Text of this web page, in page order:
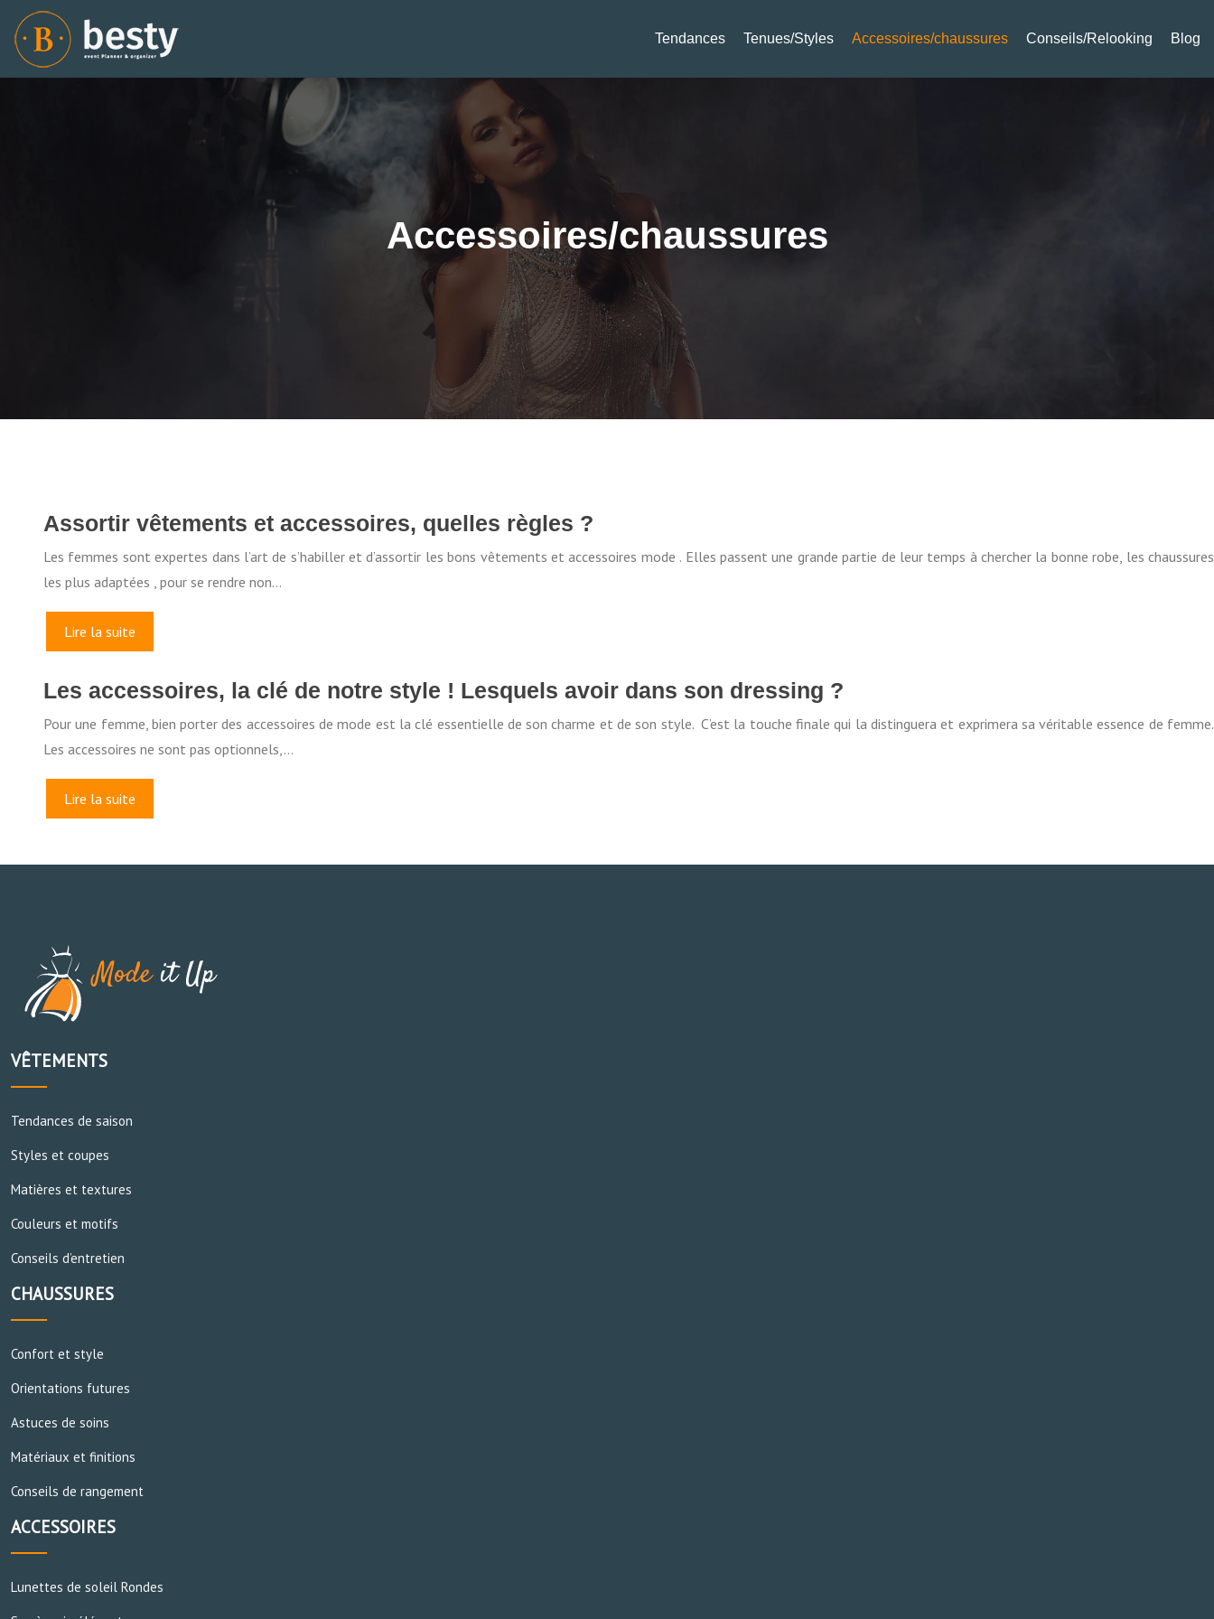
Tendances Tenues/Styles Accessoires/chaussures Conseils/Relooking Blog
Accessoires/chaussures
Assortir vêtements et accessoires, quelles règles ?
Les femmes sont expertes dans l’art de s’habiller et d’assortir les bons vêtements et accessoires mode . Elles passent une grande partie de leur temps à chercher la bonne robe, les chaussures
les plus adaptées , pour se rendre non…
Lire la suite
Les accessoires, la clé de notre style ! Lesquels avoir dans son dressing ?
Pour une femme, bien porter des accessoires de mode est la clé essentielle de son charme et de son style. C’est la touche finale qui la distinguera et exprimera sa véritable essence de femme.
Les accessoires ne sont pas optionnels,…
Lire la suite
VÊTEMENTS
Tendances de saison
Styles et coupes
Matières et textures
Couleurs et motifs
Conseils d’entretien
CHAUSSURES
Confort et style
Orientations futures
Astuces de soins
Matériaux et finitions
Conseils de rangement
ACCESSOIRES
Lunettes de soleil Rondes